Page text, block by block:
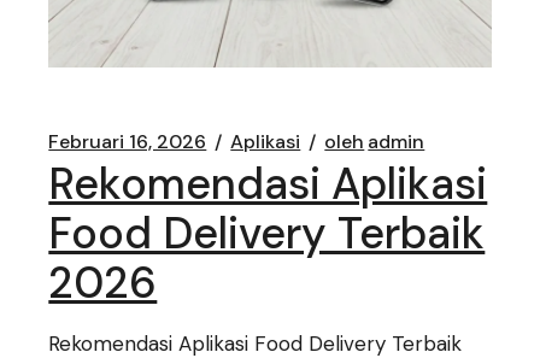
Februari 16, 2026 Aplikasi oleh admin
Rekomendasi Aplikasi
Food Delivery Terbaik
2026
Rekomendasi Aplikasi Food Delivery Terbaik